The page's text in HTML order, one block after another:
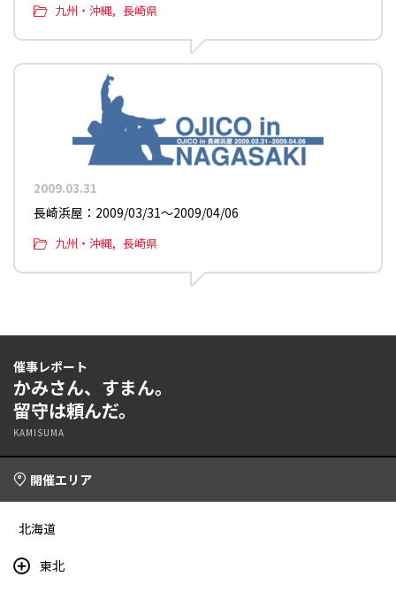
九州・沖縄 長崎県
2009.03.31
長崎浜屋：2009/03/31〜2009/04/06
九州・沖縄 長崎県
催事レポート
かみさん、すまん。
留守は頼んだ。
KAMISUMA
開催エリア
北海道
東北